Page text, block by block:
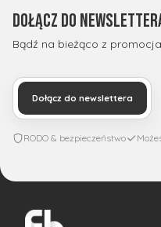
Dołącz do
Bądź na bieżąco z
Dołącz do newslettera
RODO & bezpieczeństwo